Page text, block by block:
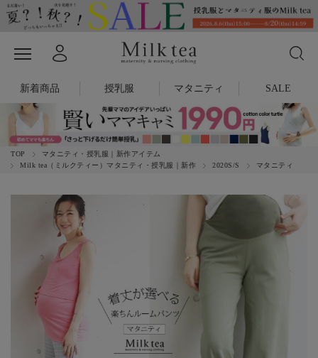
新着商品 授乳服 マタニティ SALE
TOP
マタニティ・授乳服｜新作アイテム
Milk tea（ミルクティー）マタニティ・授乳服｜新作
2020S/S マタニティ